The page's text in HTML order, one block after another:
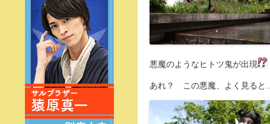
悪魔のようなヒトツ鬼が出現
あれ？ この悪魔、よく見ると…